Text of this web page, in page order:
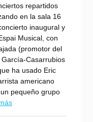
repartidos
en la sala 16
inaugural y
Musical, con
(promotor del
Casarrubios
ha usado Eric
americano
pequeño grupo